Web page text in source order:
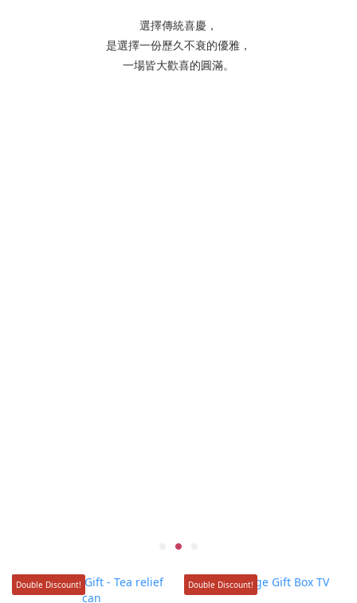
選擇傳統喜慶，
是選擇一份歷久不衰的優雅，
一場皆大歡喜的圓滿。
Double Discount! Double Discount!